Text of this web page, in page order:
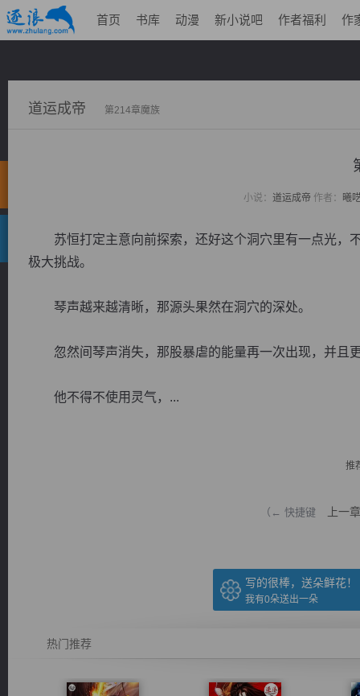
首页 书库 动漫 新小说吧 作者福利 作
道运成帝 第214章魔族
小说： 道运成帝 作者： 曦
苏恒打定主意向前探索，还好这个洞穴里有一点光，
极大挑战。
琴声越来越清晰，那源头果然在洞穴的深处。
忽然间琴声消失，那股暴虐的能量再一次出现，并且
他不得不使用灵气，...
推
（← 快捷键 上一章
写的很棒，送朵鲜花！
我有0朵送出一朵
热门推荐